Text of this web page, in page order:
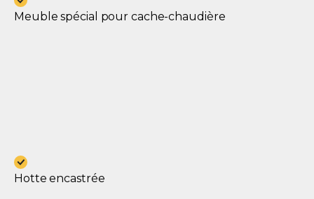
Meuble spécial pour cache-chaudière
Hotte encastrée